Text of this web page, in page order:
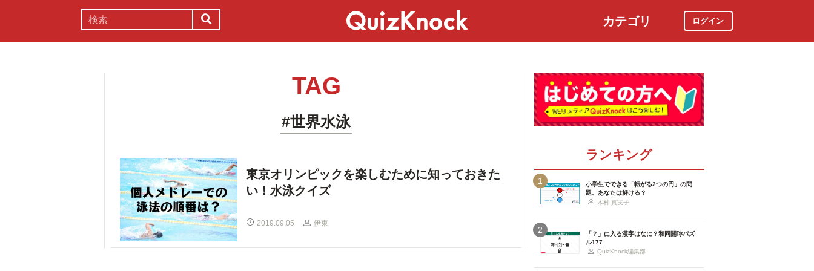
カテゴリ ログイン
TAG
#世界水泳
東京オリンピックを楽しむために知っておきた
い！水泳クイズ
2019.09.05 伊東
ランキング
1
小学生でできる「転がる2つの円」の問
題、あなたは解ける？
木村 真実子
2
「？」に入る漢字はなに？和同開珎パズ
ル177
QuizKnock編集部